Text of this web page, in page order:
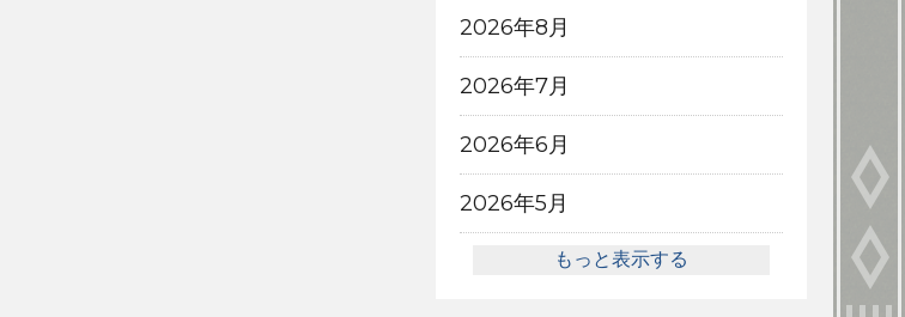
2026年8月
2026年7月
2026年6月
2026年5月
もっと表示する